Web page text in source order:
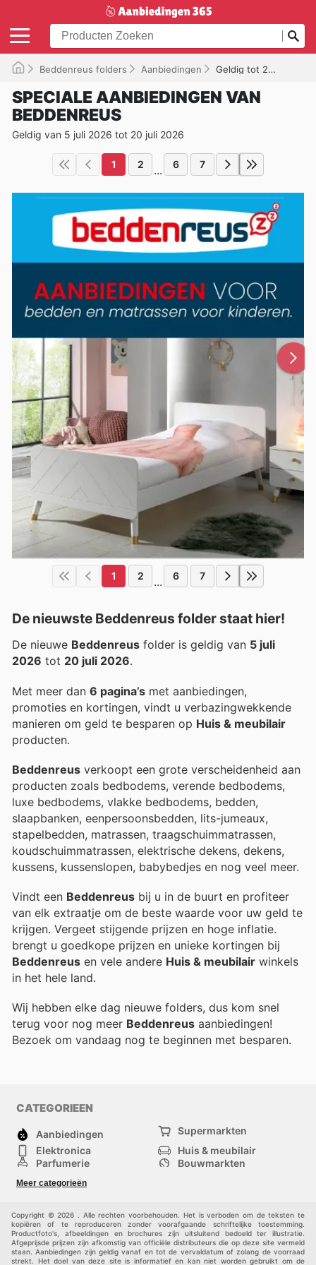
Beddenreus folders Aanbiedingen Geldig tot 20-07-2026
SPECIALE AANBIEDINGEN VAN
BEDDENREUS
Geldig van 5 juli 2026 tot 20 juli 2026
1 2 ... 6 7
1 2 ... 6 7
De nieuwste Beddenreus folder staat hier!
De nieuwe Beddenreus folder is geldig van 5 juli
2026 tot 20 juli 2026.
Met meer dan 6 pagina’s met aanbiedingen,
promoties en kortingen, vindt u verbazingwekkende
manieren om geld te besparen op Huis & meubilair
producten.
Beddenreus verkoopt een grote verscheidenheid aan
producten zoals bedbodems, verende bedbodems,
luxe bedbodems, vlakke bedbodems, bedden,
slaapbanken, eenpersoonsbedden, lits-jumeaux,
stapelbedden, matrassen, traagschuimmatrassen,
koudschuimmatrassen, elektrische dekens, dekens,
kussens, kussenslopen, babybedjes en nog veel meer.
Vindt een Beddenreus bij u in de buurt en profiteer
van elk extraatje om de beste waarde voor uw geld te
krijgen. Vergeet stijgende prijzen en hoge inflatie.
brengt u goedkope prijzen en unieke kortingen bij
Beddenreus en vele andere Huis & meubilair winkels
in het hele land.
Wij hebben elke dag nieuwe folders, dus kom snel
terug voor nog meer Beddenreus aanbiedingen!
Bezoek om vandaag nog te beginnen met besparen.
CATEGORIEEN
Aanbiedingen
Supermarkten
Elektronica
Huis & meubilair
Parfumerie
Bouwmarkten
Kinderen
Meer categorieën
Copyright © 2026 . Alle rechten voorbehouden. Het is verboden om de teksten te
kopiëren of te reproduceren zonder voorafgaande schriftelijke toestemming.
Productfoto's, afbeeldingen en brochures zijn uitsluitend bedoeld ter illustratie.
Afgeprijsde prijzen zijn afkomstig van officiële distributeurs die op deze site vermeld
staan. Aanbiedingen zijn geldig vanaf en tot de vervaldatum of zolang de voorraad
strekt. Het doel van deze site is informatief en kan niet worden gebruikt om de